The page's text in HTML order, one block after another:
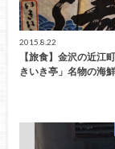
2015.8.22
【旅食】金沢の近江
きいき亭」名物の海